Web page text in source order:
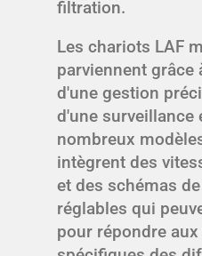
filtration.
Les chariots LAF
parviennent grâce
d'une gestion
d'une surveillance
nombreux
intègrent des
et des schémas
réglables qui
pour répondre